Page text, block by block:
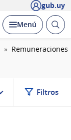
gub.uy
Desplegar
Menú Abrir
Remuneraciones
Filtros